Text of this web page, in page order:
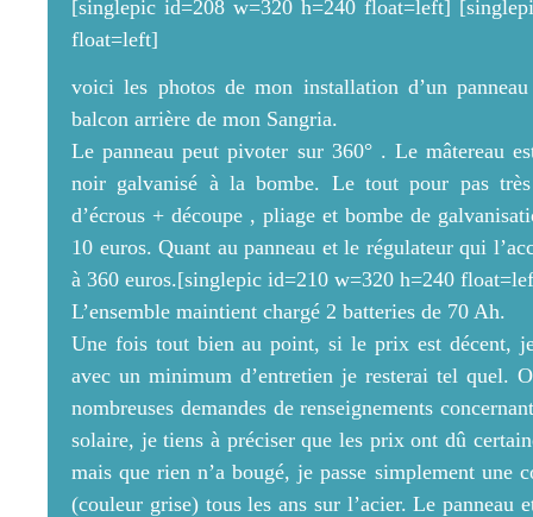
[singlepic id=208 w=320 h=240 float=left]
float=left]
voici les photos de mon installation d’un
balcon arrière de mon Sangria.
Le panneau peut pivoter sur 360° . Le mâtereau
noir galvanisé à la bombe. Le tout pour pas très
d’écrous + découpe , pliage et bombe de
10 euros. Quant au panneau et le régulateur qui
à 360 euros.[singlepic id=210 w=320 h=240
L’ensemble maintient chargé 2 batteries de 70 Ah.
Une fois tout bien au point, si le prix est décent,
avec un minimum d’entretien je resterai tel quel.
nombreuses demandes de renseignements
solaire, je tiens à préciser que les prix ont dû
mais que rien n’a bougé, je passe simplement une
(couleur grise) tous les ans sur l’acier. Le panneau